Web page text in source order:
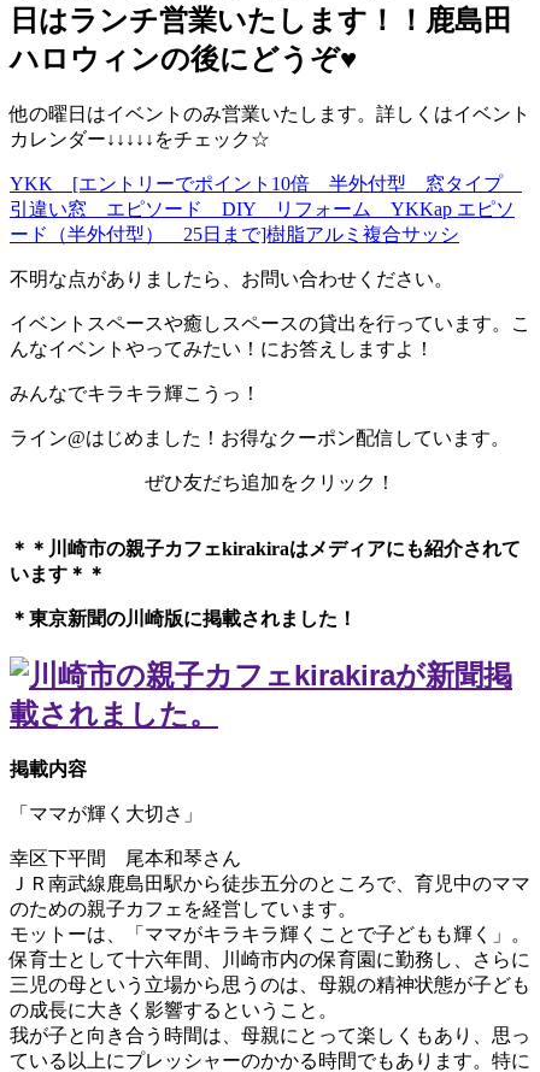
日はランチ営業いたします！！鹿島田
ハロウィンの後にどうぞ♥️
他の曜日はイベントのみ営業いたします。詳しくはイベント
カレンダー↓↓↓↓↓をチェック☆
YKK [エントリーでポイント10倍 半外付型 窓タイプ
引違い窓 エピソード DIY リフォーム YKKap エピソ
ード（半外付型） 25日まで]樹脂アルミ複合サッシ
不明な点がありましたら、お問い合わせください。
イベントスペースや癒しスペースの貸出を行っています。こ
んなイベントやってみたい！にお答えしますよ！
みんなでキラキラ輝こうっ！
ライン@はじめました！お得なクーポン配信しています。
ぜひ友だち追加をクリック！
＊＊川崎市の親子カフェkirakiraは メディアにも紹介されて
います＊＊
＊東京新聞の川崎版に掲載されました！
掲載内容
「ママが輝く大切さ」
幸区下平間 尾本和琴さん
ＪＲ南武線鹿島田駅から徒歩五分のところで、育児中のママ
のための親子カフェを経営しています。
モットーは、「ママがキラキラ輝くことで子どもも輝く」。
保育士として十六年間、川崎市内の保育園に勤務し、さらに
三児の母という立場から思うのは、母親の精神状態が子ども
の成長に大きく影響するということ。
我が子と向き合う時間は、母親にとって楽しくもあり、思っ
ている以上にプレッシャーのかかる時間でもあります。特に